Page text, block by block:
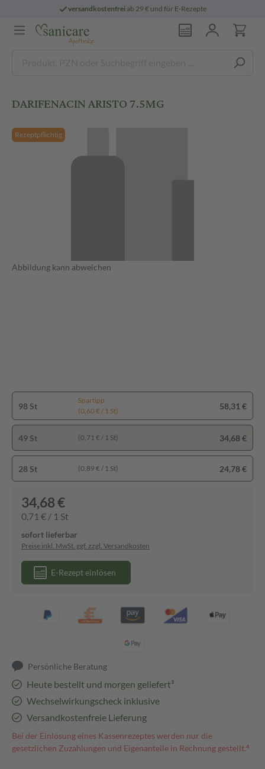
versandkostenfreiab 29 € und für E-Rezepte
DARIFENACIN ARISTO 7.5MG
Rezeptpflichtig
Abbildung kann abweichen
98 St
Spartipp
(0,60 € / 1 St)
58,31 €
49 St (0,71 € / 1 St) 34,68 €
28 St (0,89 € / 1 St) 24,78 €
34,68 €
0,71 € / 1 St
sofort lieferbar
Preise inkl. MwSt. ggf. zzgl. Versandkosten
E-Rezept einlösen
Persönliche Beratung
Heute bestellt und morgen geliefert³
Wechselwirkungscheck inklusive
Versandkostenfreie Lieferung
Bei der Einlösung eines Kassenrezeptes werden nur die
gesetzlichen Zuzahlungen und Eigenanteile in Rechnung gestellt.⁴